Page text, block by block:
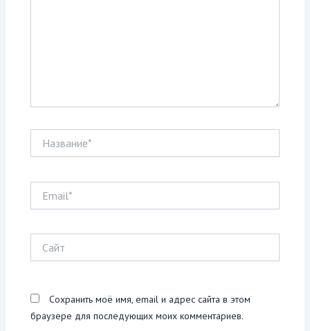
Сохранить моё имя, email и адрес сайта в этом
браузере для последующих моих комментариев.